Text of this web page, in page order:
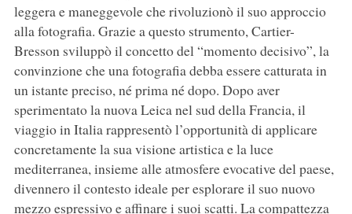
leggera e maneggevole che rivoluzionò il suo approccio
alla fotografia. Grazie a questo strumento, Cartier-
Bresson sviluppò il concetto del “momento decisivo”, la
convinzione che una fotografia debba essere catturata in
un istante preciso, né prima né dopo. Dopo aver
sperimentato la nuova Leica nel sud della Francia, il
viaggio in Italia rappresentò l’opportunità di applicare
concretamente la sua visione artistica e la luce
mediterranea, insieme alle atmosfere evocative del paese,
divennero il contesto ideale per esplorare il suo nuovo
mezzo espressivo e affinare i suoi scatti. La compattezza